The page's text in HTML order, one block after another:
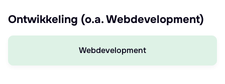
Ontwikkeling (o.a. Webdevelopment)
Webdevelopment